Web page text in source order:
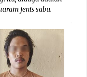
jenis sabu.